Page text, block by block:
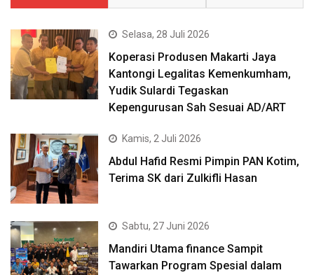
Selasa, 28 Juli 2026
Koperasi Produsen Makarti Jaya
Kantongi Legalitas Kemenkumham,
Yudik Sulardi Tegaskan
Kepengurusan Sah Sesuai AD/ART
Kamis, 2 Juli 2026
Abdul Hafid Resmi Pimpin PAN Kotim,
Terima SK dari Zulkifli Hasan
Sabtu, 27 Juni 2026
Mandiri Utama finance Sampit
Tawarkan Program Spesial dalam